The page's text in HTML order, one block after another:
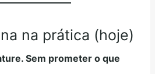
na prática (hoje)
Sem prometer o que